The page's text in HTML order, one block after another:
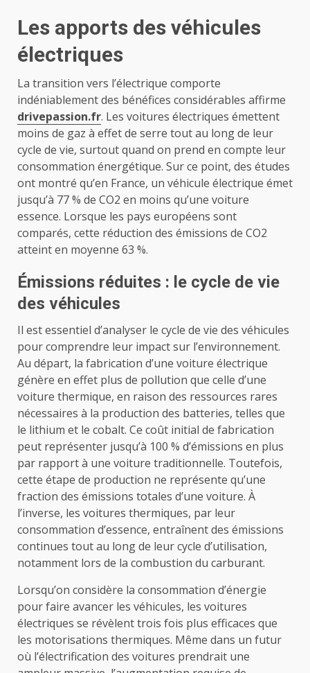
Les apports des véhicules
électriques
La transition vers l’électrique comporte
indéniablement des bénéfices considérables affirme
drivepassion.fr. Les voitures électriques émettent
moins de gaz à effet de serre tout au long de leur
cycle de vie, surtout quand on prend en compte leur
consommation énergétique. Sur ce point, des études
ont montré qu’en France, un véhicule électrique émet
jusqu’à 77 % de CO2 en moins qu’une voiture
essence. Lorsque les pays européens sont
comparés, cette réduction des émissions de CO2
atteint en moyenne 63 %.
Émissions réduites : le cycle de vie
des véhicules
Il est essentiel d’analyser le cycle de vie des véhicules
pour comprendre leur impact sur l’environnement.
Au départ, la fabrication d’une voiture électrique
génère en effet plus de pollution que celle d’une
voiture thermique, en raison des ressources rares
nécessaires à la production des batteries, telles que
le lithium et le cobalt. Ce coût initial de fabrication
peut représenter jusqu’à 100 % d’émissions en plus
par rapport à une voiture traditionnelle. Toutefois,
cette étape de production ne représente qu’une
fraction des émissions totales d’une voiture. À
l’inverse, les voitures thermiques, par leur
consommation d’essence, entraînent des émissions
continues tout au long de leur cycle d’utilisation,
notamment lors de la combustion du carburant.
Lorsqu’on considère la consommation d’énergie
pour faire avancer les véhicules, les voitures
électriques se révèlent trois fois plus efficaces que
les motorisations thermiques. Même dans un futur
où l’électrification des voitures prendrait une